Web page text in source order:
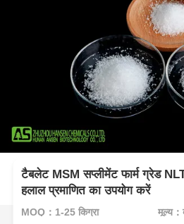
टैबलेट MSM सप्लीमेंट फार्म ग्रेड
हलाल प्रमाणित का उपयोग करें
MOQ：1-25 किग्रा मूल्य：